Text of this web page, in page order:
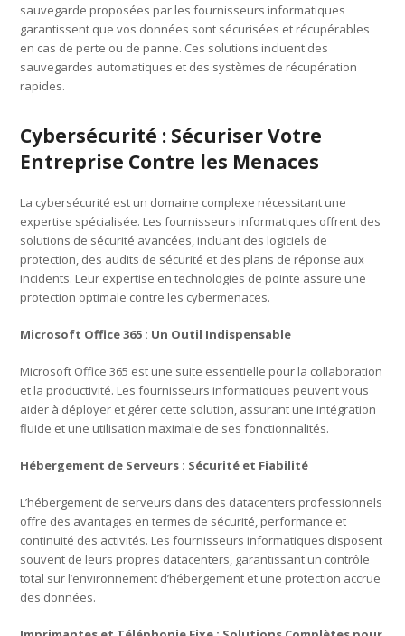
sauvegarde proposées par les fournisseurs informatiques
garantissent que vos données sont sécurisées et récupérables
en cas de perte ou de panne. Ces solutions incluent des
sauvegardes automatiques et des systèmes de récupération
rapides.
Cybersécurité : Sécuriser Votre
Entreprise Contre les Menaces
La cybersécurité est un domaine complexe nécessitant une
expertise spécialisée. Les fournisseurs informatiques offrent des
solutions de sécurité avancées, incluant des logiciels de
protection, des audits de sécurité et des plans de réponse aux
incidents. Leur expertise en technologies de pointe assure une
protection optimale contre les cybermenaces.
Microsoft Office 365 : Un Outil Indispensable
Microsoft Office 365 est une suite essentielle pour la collaboration
et la productivité. Les fournisseurs informatiques peuvent vous
aider à déployer et gérer cette solution, assurant une intégration
fluide et une utilisation maximale de ses fonctionnalités.
Hébergement de Serveurs : Sécurité et Fiabilité
L’hébergement de serveurs dans des datacenters professionnels
offre des avantages en termes de sécurité, performance et
continuité des activités. Les fournisseurs informatiques disposent
souvent de leurs propres datacenters, garantissant un contrôle
total sur l’environnement d’hébergement et une protection accrue
des données.